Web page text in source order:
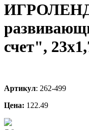
счет",
Артикул: 262-499
Цена: 122.49